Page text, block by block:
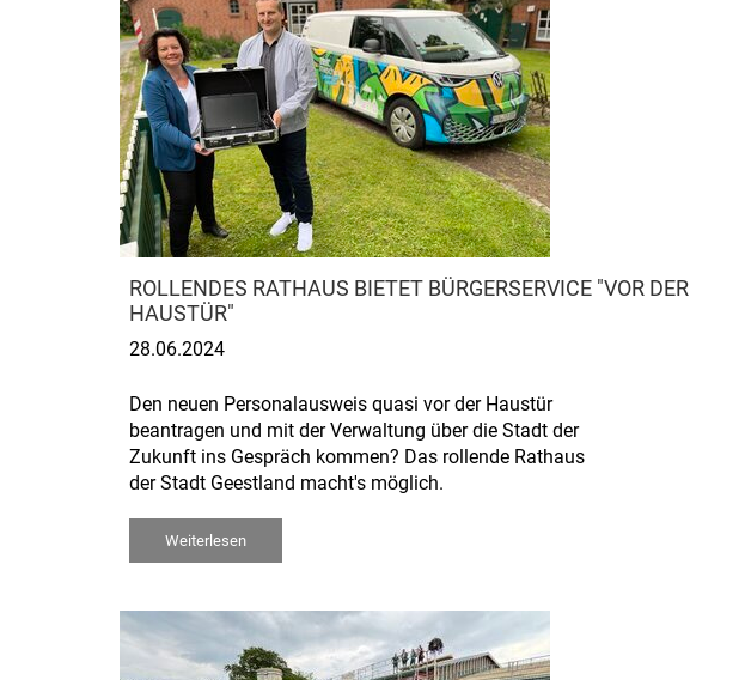
ROLLENDES RATHAUS BIETET BÜRGERSERVICE "VOR DER
HAUSTÜR"
28.06.2024
Den neuen Personalausweis quasi vor der Haustür
beantragen und mit der Verwaltung über die Stadt der
Zukunft ins Gespräch kommen? Das rollende Rathaus
der Stadt Geestland macht's möglich.
Weiterlesen